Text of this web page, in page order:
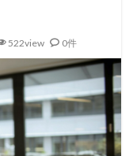
522view 0件